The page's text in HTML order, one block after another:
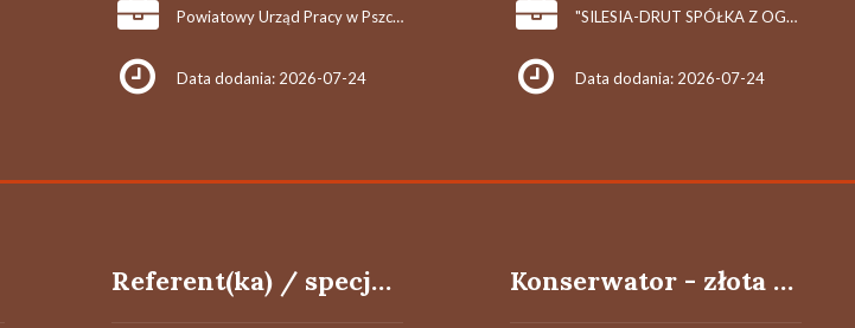
Powiatowy Urząd Pracy w Pszczynie
Data dodania: 2026-07-24
"SILESIA-DRUT SPÓŁKA Z OGRANICZONĄ ODPOWIEDZIALNOŚCIĄ"
Data dodania: 2026-07-24
Referent(ka) / specjalista(ka) działu ewidencji - oferta konkursowa Konserwator - złota rączka